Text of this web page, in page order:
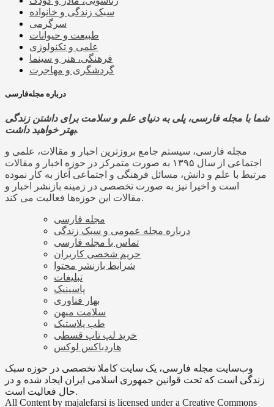
سبک زندگی و خانواده
سرگرمی
طبیعت و حیوانات
علمی و تکنولوژی
فرهنگی، هنر و سینما
گردشگری و مهاجرت
درباره مجله‌فارسی
شما با مجله فارسی، پلی به دنیای علم و سلامت برای داشتن زندگی
بهتر خواهید داشت.
مجله فارسی، سیستم جامع بروزترین اخبار و مقالات، علمی و
اجتماعی از سال ۱۳۹۵ به صورت متمرکز در حوزه اخبار و مقالات
مرتبط با علم و دانش، مسائل فرهنگی و اجتماعی آغاز به کار نموده
است و اخیرا نیز به صورت تخصصی در زمینه بازنشر اخبار و
مقالات این حوزه‌ها فعالیت می کند.
مجله فارسی
درباره مجله عمومی و سبک زندگی
تماس با مجله فارسی
حریم شخصی کاربران
شرایط بازنشر محتوا
تبلیغات
پاسینیک
بهار فناوری
سلامت میهن
طب پلاستیک
خرید لپ تاپ قسطی
هاردباکس لوکس
وب‌سایت مجله فارسی، یک سایت کاملا تخصصی در حوزه سبک
زندگی است که تحت قوانین جمهوری اسلامی ایران ایجاد شده و در
حال فعالیت است.
All Content by majalefarsi is licensed under a Creative Commons